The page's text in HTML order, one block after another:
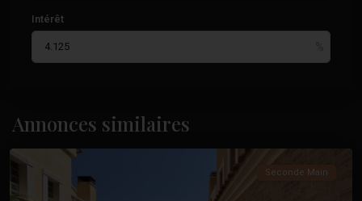
Intérêt
Annonces similaires
Sécur
Seconde Main